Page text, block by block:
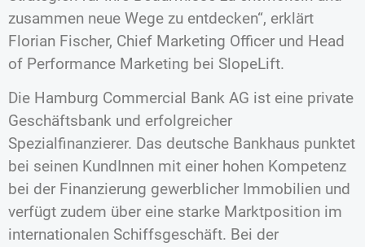
zusammen neue Wege zu entdecken“, erklärt
Florian Fischer, Chief Marketing Officer und Head
of Performance Marketing bei SlopeLift.
Die Hamburg Commercial Bank AG ist eine private
Geschäftsbank und erfolgreicher
Spezialfinanzierer. Das deutsche Bankhaus punktet
bei seinen KundInnen mit einer hohen Kompetenz
bei der Finanzierung gewerblicher Immobilien und
verfügt zudem über eine starke Marktposition im
internationalen Schiffsgeschäft. Bei der